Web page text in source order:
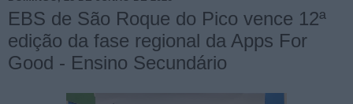
EBS de São Roque do Pico vence 12ª
edição da fase regional da Apps For
Good - Ensino Secundário